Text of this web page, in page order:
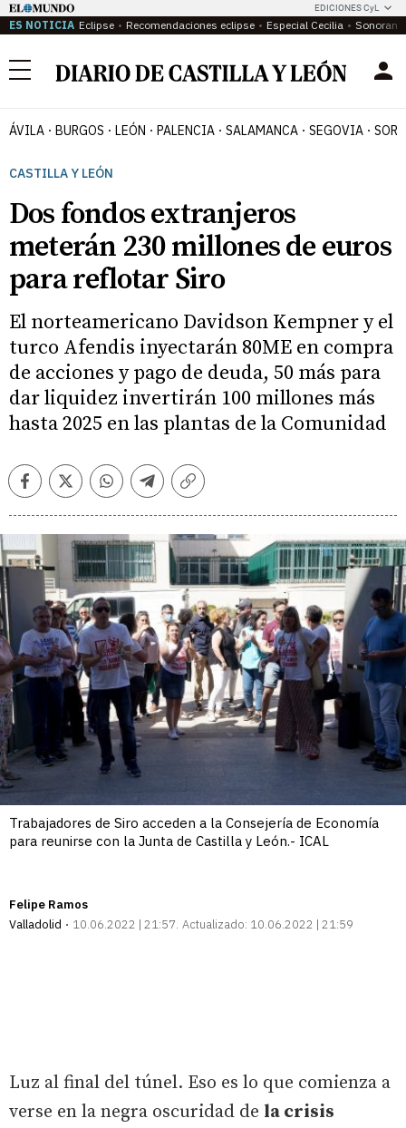
EDICIONES CyL
ES NOTICIA Eclipse Recomendaciones eclipse Especial Cecilia
Menú
ÁVILA BURGOS LEÓN PALENCIA SALAMANCA SEGOVIA
CASTILLA Y LEÓN
Dos fondos extranjeros
meterán 230 millones de euros
para reflotar Siro
El norteamericano Davidson Kempner y el
turco Afendis inyectarán 80ME en compra
de acciones y pago de deuda, 50 más para
dar liquidez invertirán 100 millones más
hasta 2025 en las plantas de la Comunidad
FacebookTwitterWhatsappTelegramCopiar
Trabajadores de Siro acceden a la Consejería de Economía
para reunirse con la Junta de Castilla y León.- ICAL
Felipe Ramos
Valladolid
10.06.2022 | 21:57 Actualizado: 10.06.2022 | 21:59
Luz al final del túnel. Eso es lo que comienza a
verse en la negra oscuridad de la crisis